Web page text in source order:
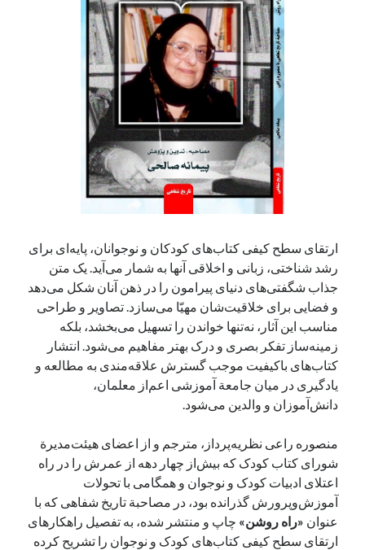
آخرین دیدگاه‌ها
George Veithدرمَه‌لقا مَلّاح، حافظ محیط زیست ایران
در
بزرگداشت یاد و نام استاد اسماعیل سعادت (مهر ۱۳۰۴- شهریور
ارتقای سطح کیفی کتاب‌های کودکان و نوجوانان، پایه‌ای برای
رشد شناختی، زبانی و اخلاقی آنها به شمار می‌آید. یک متن
جذاب شگفتی‌های دنیای پیرامون را در ذهن آنان شکل می‌دهد
و فضایی برای خلاقیت‌شان مهیّا می‌سازد. تصاویر و طراحی
مناسب این آثار، نه‌تنها خواندن را تسهیل می‌بخشد، بلکه
زمینه‌‌ساز تفکر بصری و درک بهتر مفاهیم می‌شود. انتشار
کتاب‌های باکیفیت موجب گسترش علاقه‌مندی به مطالعه و
یادگیری در میان جامعة آموزشی اعم‌از معلمان،
دانش‌آموزان و والدین می‌شود.
منصوره راعی‌ نظریه‌پرداز، مترجم و از اعضای هیئت‌مدیرة
شورای کتاب کودک که بیش‌از چهار دهه از عمرش را در راه
اعتلای ادبیات کودک و نوجوان و همگامی با تحولات
آموزش‌وپرورش گذرانده بود، در مصاحبة تاریخ شفاهی که با
عنوان «راه روشن» چاپ و منتشر شده، به تفصیل راهکارهای
ارتقای سطح کیفی کتاب‌های کودک و نوجوان را تشریح کرده